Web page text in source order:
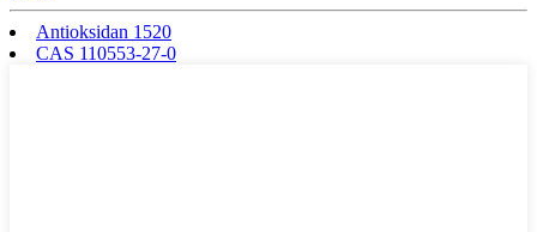
Antioksidan 1520
CAS 110553-27-0